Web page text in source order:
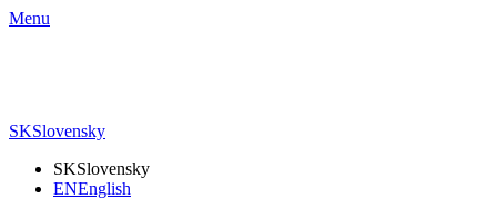
Menu
SKSlovensky
SKSlovensky
ENEnglish